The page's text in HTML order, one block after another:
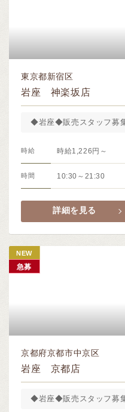
東京都新宿区
岩座 神楽坂店
◆岩座◆販売スタッフ募
時給 時給1,226円～
時間 10:30～21:30
詳細を見る
京都府京都市中京区
岩座 京都店
◆岩座◆販売スタッフ募
NEW
急募